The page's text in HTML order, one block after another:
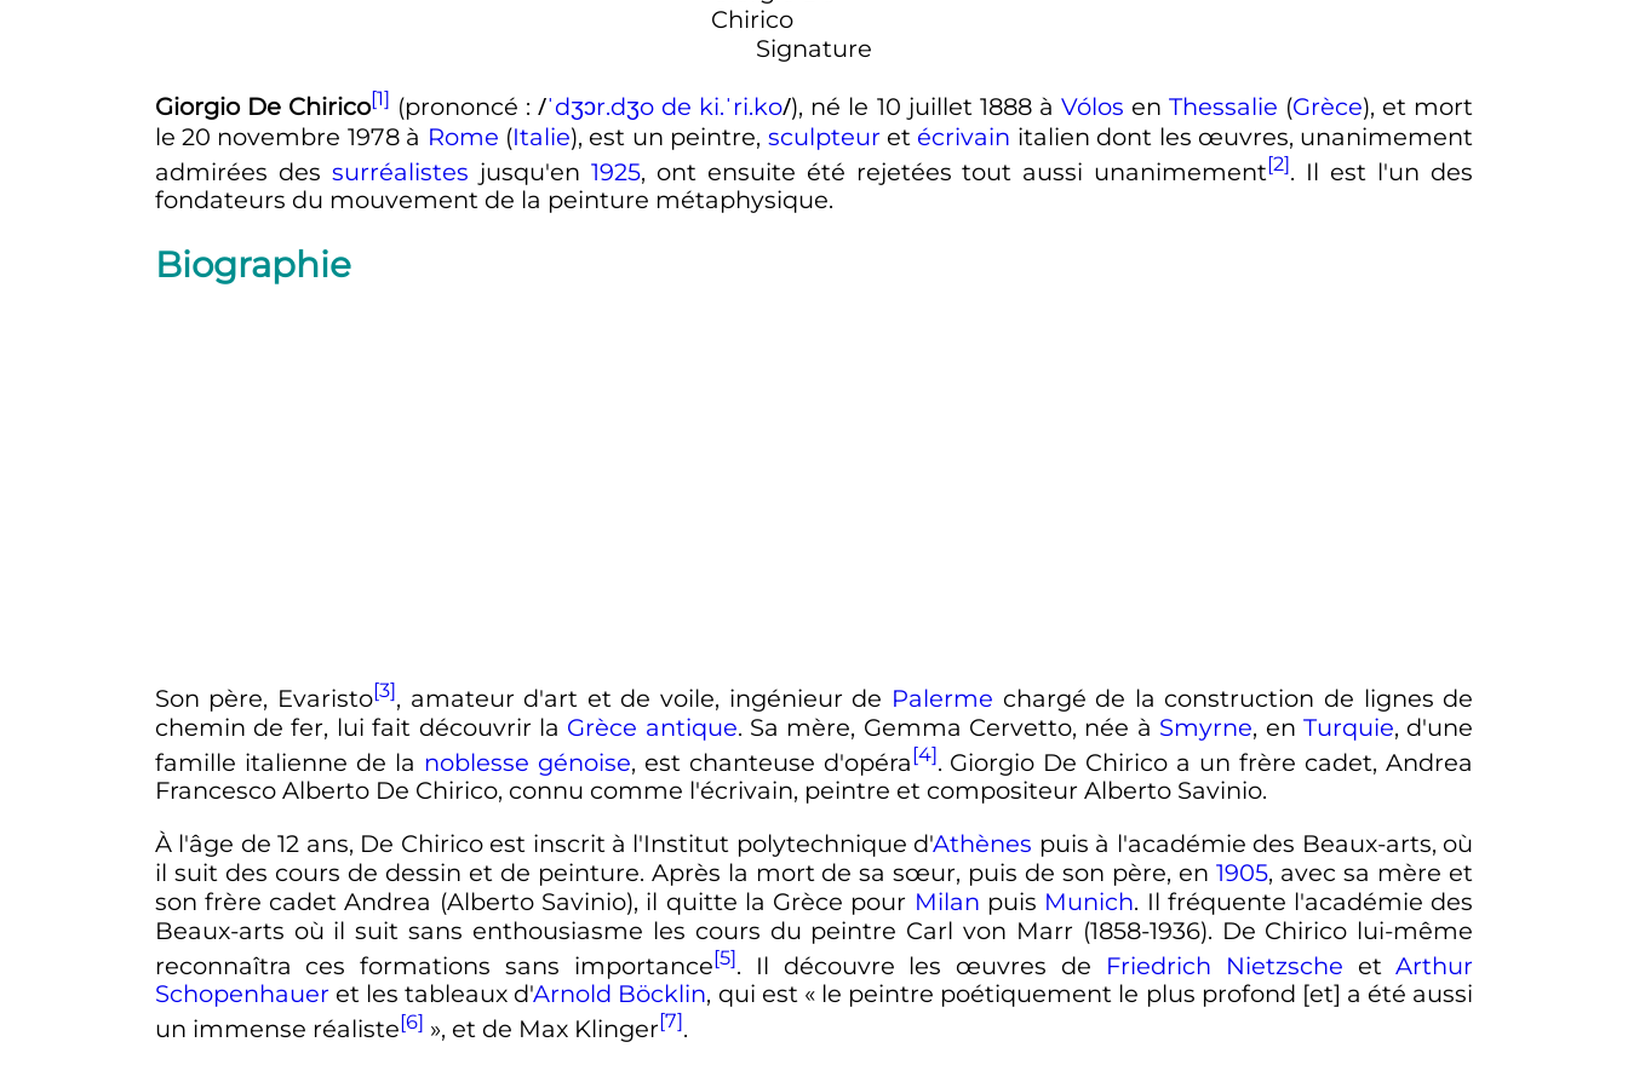
Signature
Giorgio De Chirico[1] (prononcé :/ˈdʒɔr.dʒo de ki.ˈ ri.ko/), né le 10 juillet 1888à Vólos enThessalie (Grèce), et mort
le20 novembre 1978à Rome (Italie), est un peintre, sculpteur et écrivain italien dont les œuvres, unanimement
admirées des surréalistes jusqu'en 1925, ont ensuite été rejetées tout aussi unanimement[2]. Il est l'un des
fondateurs du mouvement de la peinture métaphysique.
Biographie
Son père, Evaristo[3], amateur d'art et de voile, ingénieur de Palerme chargé de la construction de lignes de
chemin de fer, lui fait découvrir la Grèce antique. Sa mère, Gemma Cervetto, née à Smyrne, en Turquie, d'une
famille italienne de la noblesse génoise, est chanteuse d'opéra[4]. Giorgio De Chirico a un frère cadet, Andrea
Francesco Alberto De Chirico, connu comme l'écrivain, peintre et compositeur Alberto Savinio.
À l'âge de12 ans, De Chirico est inscrit à l'Institut polytechnique d'Athènes puis à l'académie des Beaux-arts, où
il suit des cours de dessin et de peinture. Après la mort de sa sœur, puis de son père, en1905, avec sa mère et
son frère cadet Andrea (Alberto Savinio), il quitte la Grèce pour Milan puis Munich. Il fréquente l'académie des
Beaux-arts où il suit sans enthousiasme les cours du peintre Carl von Marr (1858-1936). De Chirico lui-même
reconnaîtra ces formations sans importance[5]. Il découvre les œuvres de Friedrich Nietzsche etArthur
Schopenhauer et les tableaux d'Arnold Böcklin, qui est « le peintre poétiquement le plus profond [et] a été aussi
un immense réaliste[6] », et de Max Klinger[7].